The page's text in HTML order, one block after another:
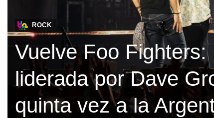
ROCK
Vuelve Foo Fighters:
liderada por Dave
quinta vez a la